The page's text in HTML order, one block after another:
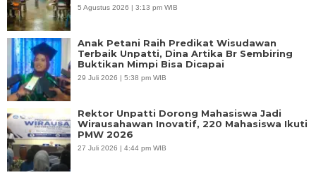
5 Agustus 2026 | 3:13 pm WIB
Anak Petani Raih Predikat Wisudawan
Terbaik Unpatti, Dina Artika Br Sembiring
Buktikan Mimpi Bisa Dicapai
29 Juli 2026 | 5:38 pm WIB
Rektor Unpatti Dorong Mahasiswa Jadi
Wirausahawan Inovatif, 220 Mahasiswa Ikuti
PMW 2026
27 Juli 2026 | 4:44 pm WIB